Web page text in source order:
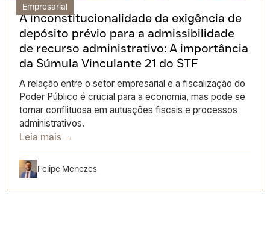
Empresarial
A inconstitucionalidade da exigência de
depósito prévio para a admissibilidade
de recurso administrativo: A importância
da Súmula Vinculante 21 do STF
A relação entre o setor empresarial e a fiscalização do
Poder Público é crucial para a economia, mas pode se
tornar conflituosa em autuações fiscais e processos
administrativos.
Leia mais →
Felipe Menezes